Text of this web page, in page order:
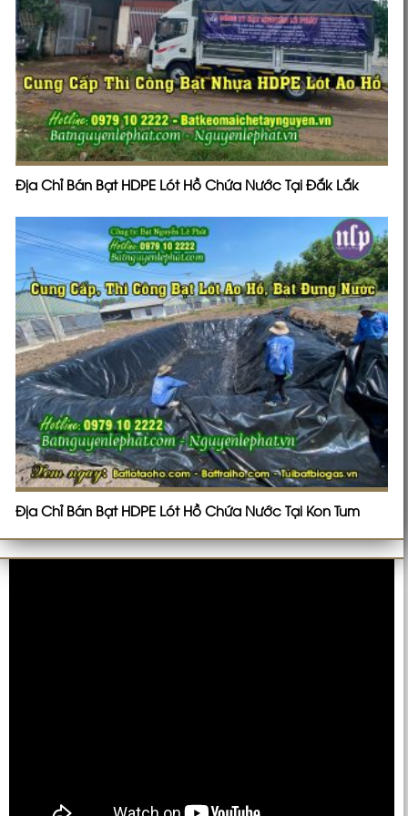
Địa Chỉ Bán Bạt HDPE Lót Hồ Chứa Nước Tại Đắk Lắk
Địa Chỉ Bán Bạt HDPE Lót Hồ Chứa Nước Tại Kon Tum